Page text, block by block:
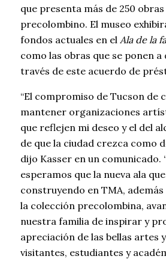
que presenta más de 250
precolombino. El museo
fondos actuales en el Ala de la
como las obras que se ponen a
través de este acuerdo de
“El compromiso de Tucson de
mantener organizaciones
que reflejen mi deseo y el del
de que la ciudad crezca como
dijo Kasser en un comunicado.
esperamos que la nueva ala
construyendo en TMA,
la colección precolombina,
nuestra familia de inspirar y
apreciación de las bellas artes
visitantes, estudiantes y